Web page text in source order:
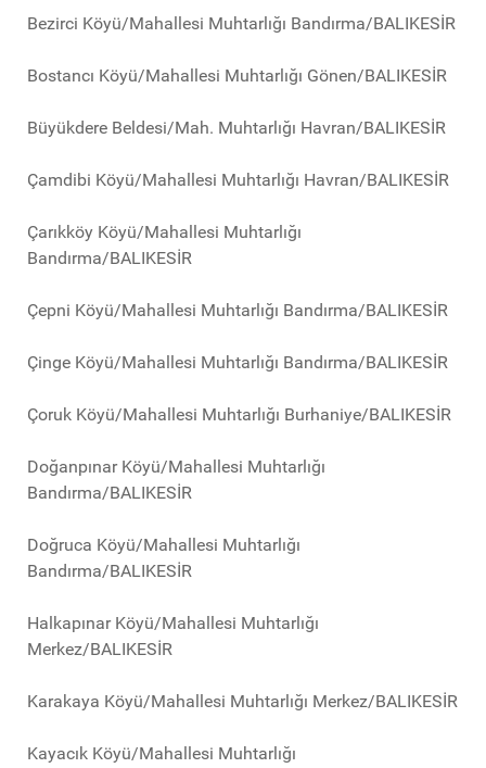
Bezirci Köyü/Mahallesi Muhtarlığı Bandırma/BALIKESİR
Bostancı Köyü/Mahallesi Muhtarlığı Gönen/BALIKESİR
Büyükdere Beldesi/Mah. Muhtarlığı Havran/BALIKESİR
Çamdibi Köyü/Mahallesi Muhtarlığı Havran/BALIKESİR
Çarıkköy Köyü/Mahallesi Muhtarlığı
Bandırma/BALIKESİR
Çepni Köyü/Mahallesi Muhtarlığı Bandırma/BALIKESİR
Çinge Köyü/Mahallesi Muhtarlığı Bandırma/BALIKESİR
Çoruk Köyü/Mahallesi Muhtarlığı Burhaniye/BALIKESİR
Doğanpınar Köyü/Mahallesi Muhtarlığı
Bandırma/BALIKESİR
Doğruca Köyü/Mahallesi Muhtarlığı
Bandırma/BALIKESİR
Halkapınar Köyü/Mahallesi Muhtarlığı
Merkez/BALIKESİR
Karakaya Köyü/Mahallesi Muhtarlığı Merkez/BALIKESİR
Kayacık Köyü/Mahallesi Muhtarlığı